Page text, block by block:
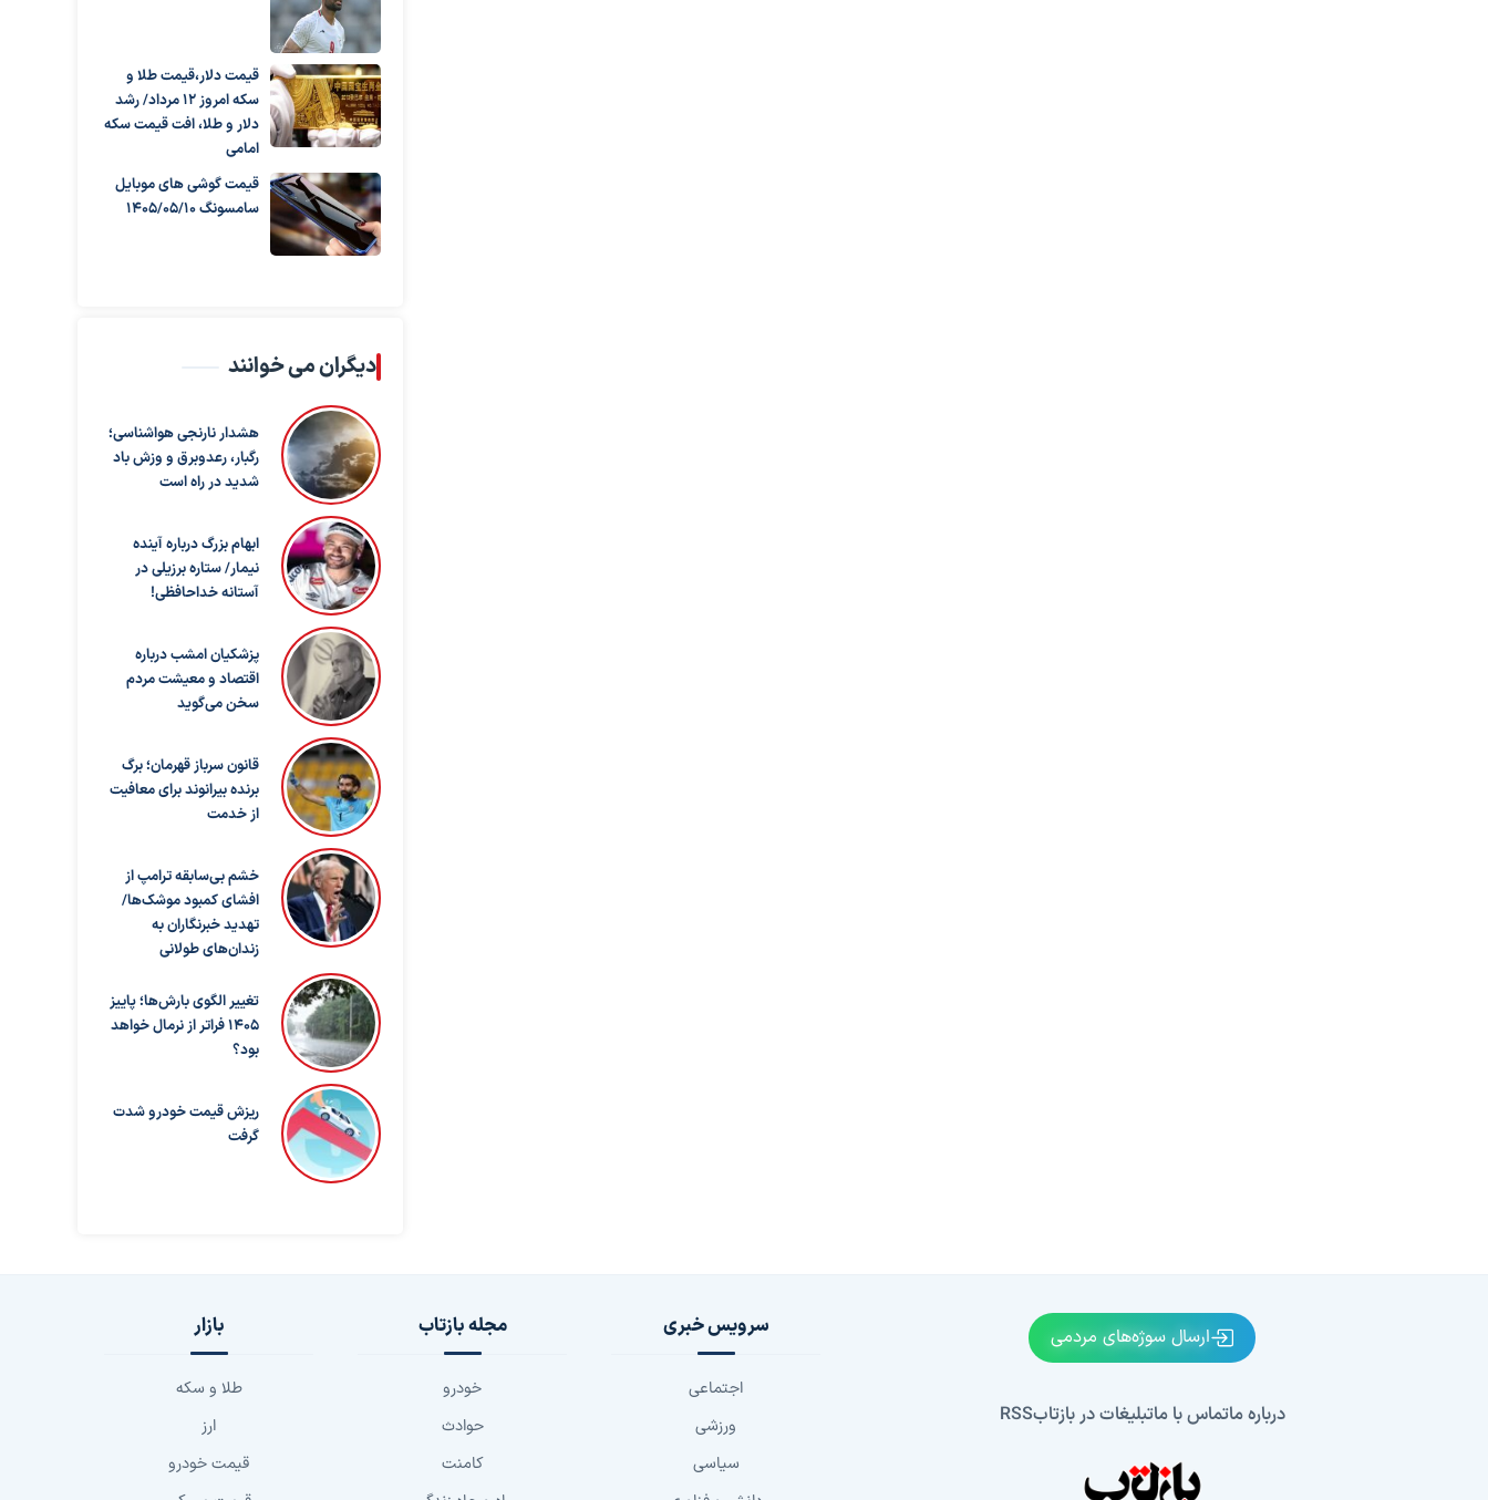
قیمت دلار،قیمت طلا و
سکه امروز ۱۲ مرداد/ رشد
دلار و طلا، افت قیمت سکه
امامی
قیمت گوشی های موبایل
سامسونگ 1405/05/10
دیگران می خوانند
هشدار نارنجی هواشناسی؛
رگبار، رعدوبرق و وزش باد
شدید در راه است
ابهام بزرگ درباره آینده
نیمار/ ستاره برزیلی در
آستانه خداحافظی!
پزشکیان امشب درباره
اقتصاد و معیشت مردم
سخن می‌گوید
قانون سرباز قهرمان؛ برگ
برنده بیرانوند برای معافیت
از خدمت
خشم بی‌سابقه ترامپ از
افشای کمبود موشک‌ها/
تهدید خبرنگاران به
زندان‌های طولانی
تغییر الگوی بارش‌ها؛ پاییز
۱۴۰۵ فراتر از نرمال خواهد
بود؟
ریزش قیمت خودرو شدت
گرفت
ارسال سوژه‌های مردمی
درباره ماتماس با ماتبلیغات در بازتابRSS
سرویس خبری
اجتماعی
ورزشی
سیاسی
مجله بازتاب
خودرو
حوادث
کامنت
بازار
طلا و سکه
ارز
قیمت خودرو